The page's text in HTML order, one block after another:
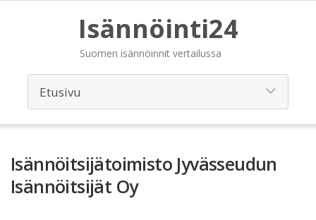
Isännöinti24
Suomen isännöinnit vertailussa
Isännöitsijätoimisto Jyvässeudun
Isännöitsijät Oy